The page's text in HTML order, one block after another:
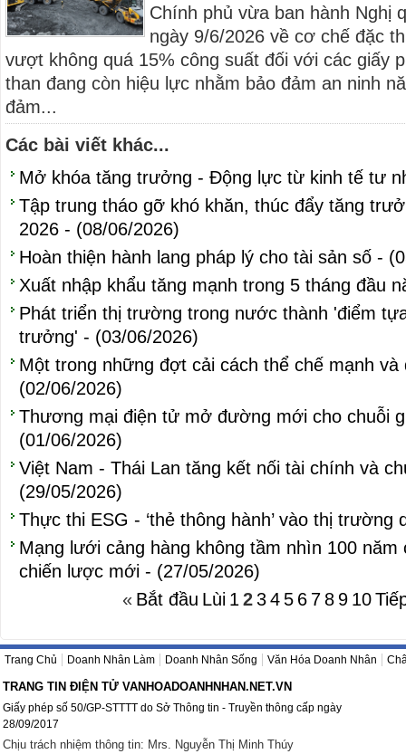
Chính phủ vừa ban hành Nghị
ngày 9/6/2026 về cơ chế đặc
vượt không quá 15% công suất đối với các giấy
than đang còn hiệu lực nhằm bảo đảm an ninh
đảm...
Các bài viết khác...
Mở khóa tăng trưởng - Động lực từ kinh tế tư
Tập trung tháo gỡ khó khăn, thúc đẩy tăng
2026 - (08/06/2026)
Hoàn thiện hành lang pháp lý cho tài sản số -
Xuất nhập khẩu tăng mạnh trong 5 tháng đầu
Phát triển thị trường trong nước thành 'điểm
trưởng' - (03/06/2026)
Một trong những đợt cải cách thể chế mạnh và
(02/06/2026)
Thương mại điện tử mở đường mới cho chuỗi
(01/06/2026)
Việt Nam - Thái Lan tăng kết nối tài chính và
(29/05/2026)
Thực thi ESG - ‘thẻ thông hành’ vào thị trường
Mạng lưới cảng hàng không tầm nhìn 100
chiến lược mới - (27/05/2026)
« Bắt đầu Lùi 1 234 5 6 7 8 9 10
Trang Chủ Doanh Nhân Làm Doanh Nhân Sống Văn Hóa Doanh Nhân
TRANG TIN ĐIỆN TỬ VANHOADOANHNHAN.NET.VN
Giấy phép số 50/GP-STTTT do Sở Thông tin - Truyền thông cấp ngày
28/09/2017
Chịu trách nhiệm thông tin: Mrs. Nguyễn Thị Minh Thúy